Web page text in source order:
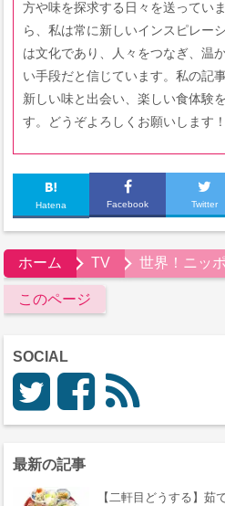
方や味を探求する日々を送ってい
ら、私は常に新しいインスピレー
は文化であり、人々をつなぎ、温
い手段だと信じています。私の記
新しい味と出会い、楽しい食体験
す。どうぞよろしくお願いします！
Hatena Facebook Twitter
ホーム TV 世界！ニッ
このページ
SOCIAL
最新の記事
【二軒目どうする】茹